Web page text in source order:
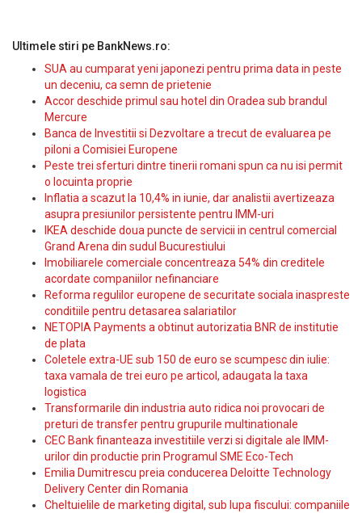
Ultimele stiri pe BankNews.ro:
SUA au cumparat yeni japonezi pentru prima data in peste
un deceniu, ca semn de prietenie
Accor deschide primul sau hotel din Oradea sub brandul
Mercure
Banca de Investitii si Dezvoltare a trecut de evaluarea pe
piloni a Comisiei Europene
Peste trei sferturi dintre tinerii romani spun ca nu isi permit
o locuinta proprie
Inflatia a scazut la 10,4% in iunie, dar analistii avertizeaza
asupra presiunilor persistente pentru IMM-uri
IKEA deschide doua puncte de servicii in centrul comercial
Grand Arena din sudul Bucurestiului
Imobiliarele comerciale concentreaza 54% din creditele
acordate companiilor nefinanciare
Reforma regulilor europene de securitate sociala inaspreste
conditiile pentru detasarea salariatilor
NETOPIA Payments a obtinut autorizatia BNR de institutie
de plata
Coletele extra-UE sub 150 de euro se scumpesc din iulie:
taxa vamala de trei euro pe articol, adaugata la taxa
logistica
Transformarile din industria auto ridica noi provocari de
preturi de transfer pentru grupurile multinationale
CEC Bank finanteaza investitiile verzi si digitale ale IMM-
urilor din productie prin Programul SME Eco-Tech
Emilia Dumitrescu preia conducerea Deloitte Technology
Delivery Center din Romania
Cheltuielile de marketing digital, sub lupa fiscului: companiile